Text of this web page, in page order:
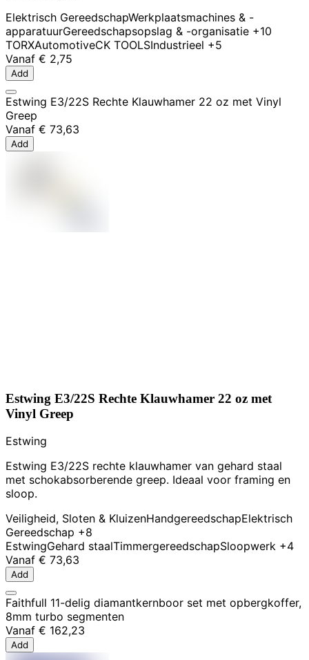
Elektrisch GereedschapWerkplaatsmachines & -
apparatuurGereedschapsopslag & -organisatie +10
TORXAutomotiveCK TOOLSIndustrieel +5
Vanaf € 2,75
Add
Estwing E3/22S Rechte Klauwhamer 22 oz met Vinyl
Greep
Vanaf € 73,63
Add
Estwing E3/22S Rechte Klauwhamer 22 oz met
Vinyl Greep
Estwing
Estwing E3/22S rechte klauwhamer van gehard staal
met schokabsorberende greep. Ideaal voor framing en
sloop.
Veiligheid, Sloten & KluizenHandgereedschapElektrisch
Gereedschap +8
EstwingGehard staalTimmergereedschapSloopwerk +4
Vanaf € 73,63
Add
Faithfull 11-delig diamantkernboor set met opbergkoffer,
8mm turbo segmenten
Vanaf € 162,23
Add